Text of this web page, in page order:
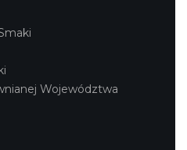
Województwa